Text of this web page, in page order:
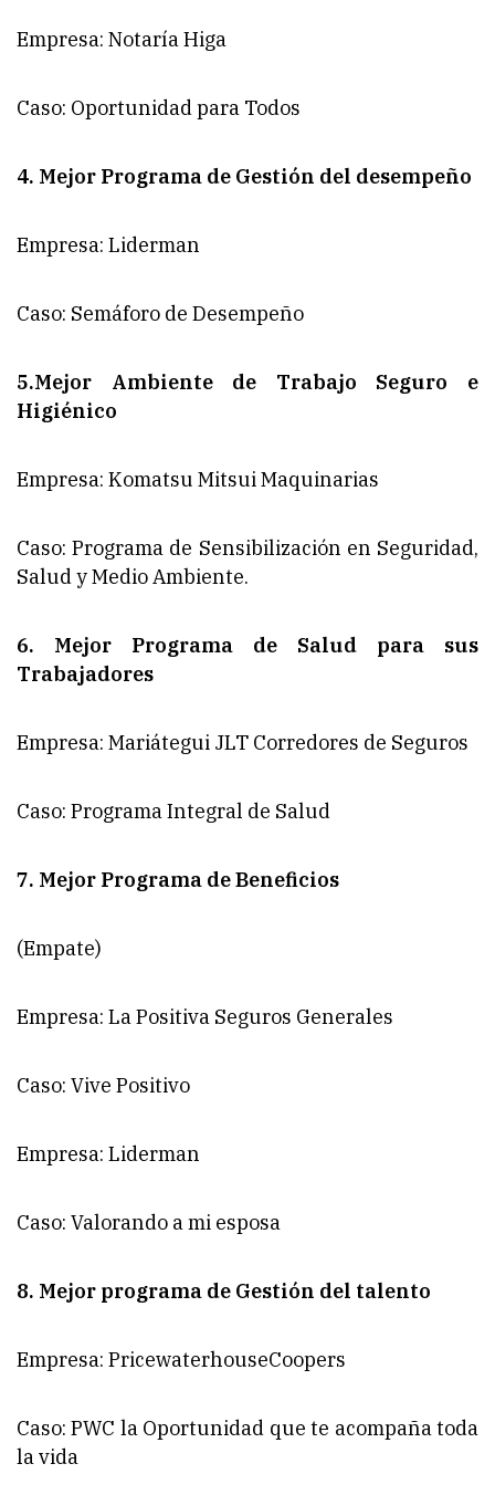
Empresa: Notaría Higa
Caso: Oportunidad para Todos
4. Mejor Programa de Gestión del desempeño
Empresa: Liderman
Caso: Semáforo de Desempeño
5.Mejor Ambiente de Trabajo Seguro e
Higiénico
Empresa: Komatsu Mitsui Maquinarias
Caso: Programa de Sensibilización en Seguridad,
Salud y Medio Ambiente.
6. Mejor Programa de Salud para sus
Trabajadores
Empresa: Mariátegui JLT Corredores de Seguros
Caso: Programa Integral de Salud
7. Mejor Programa de Beneficios
(Empate)
Empresa: La Positiva Seguros Generales
Caso: Vive Positivo
Empresa: Liderman
Caso: Valorando a mi esposa
8. Mejor programa de Gestión del talento
Empresa: PricewaterhouseCoopers
Caso: PWC la Oportunidad que te acompaña toda
la vida